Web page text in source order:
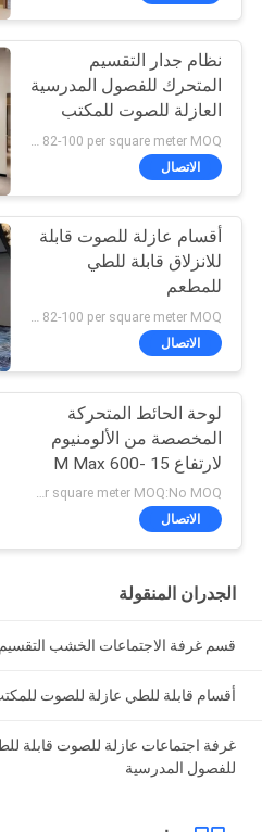
نظام جدار التقسيم
المتحرك للفصول المدرسية
العازلة للصوت للمكتب
US Dollars 82-100 per square meter MOQ:لا موك ، كمية صغيرة موضع ترحيب
الاتصال
أقسام عازلة للصوت قابلة
للانزلاق قابلة للطي
للمطعم
US Dollars 82-100 per square meter MOQ:لا موك ، كمية صغيرة موضع ترحيب
الاتصال
لوحة الحائط المتحركة
المخصصة من الألومنيوم
لارتفاع 15 M Max 600-
1200 mm
US Dollars 82-100 per square meter MOQ:No MOQ
الاتصال
الجدران المنقولة
قسم غرفة الاجتماعات الخشب التقسيم
أقسام قابلة للطي عازلة للصوت
غرفة اجتماعات عازلة للصوت قابلة
للفصول المدرسية